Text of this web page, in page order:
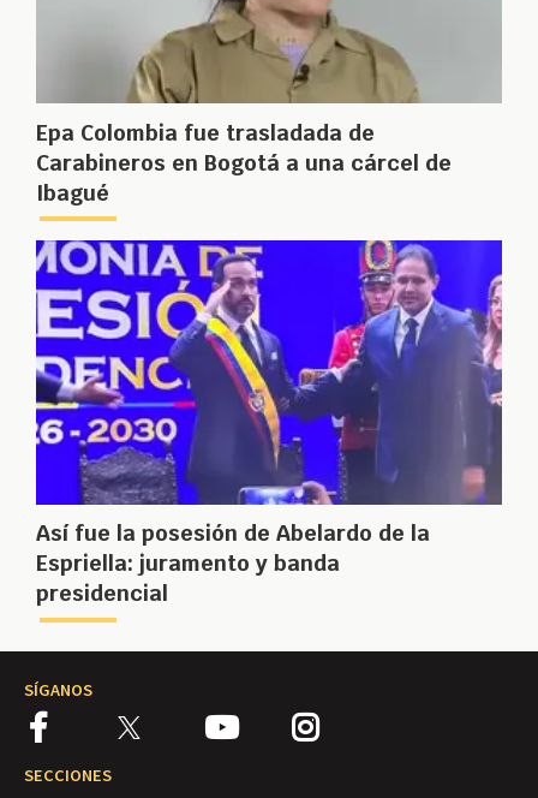
Epa Colombia fue trasladada de
Carabineros en Bogotá a una cárcel de
Ibagué
Así fue la posesión de Abelardo de la
Espriella: juramento y banda
presidencial
SÍGANOS
SECCIONES